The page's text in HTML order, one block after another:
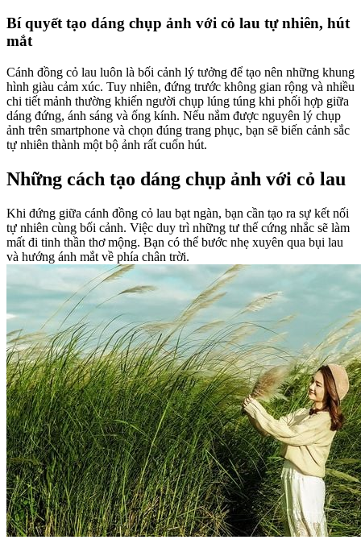
Bí quyết tạo dáng chụp ảnh với cỏ lau tự nhiên, hút
mắt
Cánh đồng cỏ lau luôn là bối cảnh lý tưởng để tạo nên những khung
hình giàu cảm xúc. Tuy nhiên, đứng trước không gian rộng và nhiều
chi tiết mảnh thường khiến người chụp lúng túng khi phối hợp giữa
dáng đứng, ánh sáng và ống kính. Nếu nắm được nguyên lý chụp
ảnh trên smartphone và chọn đúng trang phục, bạn sẽ biến cảnh sắc
tự nhiên thành một bộ ảnh rất cuốn hút.
Những cách tạo dáng chụp ảnh với cỏ lau
Khi đứng giữa cánh đồng cỏ lau bạt ngàn, bạn cần tạo ra sự kết nối
tự nhiên cùng bối cảnh. Việc duy trì những tư thế cứng nhắc sẽ làm
mất đi tinh thần thơ mộng. Bạn có thể bước nhẹ xuyên qua bụi lau
và hướng ánh mắt về phía chân trời.